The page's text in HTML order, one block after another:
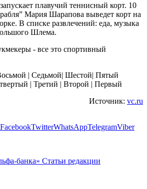
плавучий теннисный корт. 10
Мария Шарапова выведет корт на
В списке развлечений: еда, музыка
Шлема.
| Седьмой| Шестой| Пятый
| Третий | Второй | Первый
Источник: vc.ru
FacebookTwitterWhatsAppTelegramViber
банка» Статьи редакции